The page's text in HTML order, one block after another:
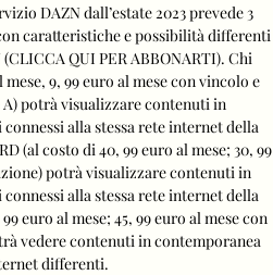
DAZN dall’estate 2023 prevede 3
caratteristiche e possibilità differenti
QUI PER ABBONARTI). Chi
9, 99 euro al mese con vincolo e
A) potrà visualizzare contenuti in
alla stessa rete internet della
(al costo di 40, 99 euro al mese; 30, 99
potrà visualizzare contenuti in
alla stessa rete internet della
euro al mese; 45, 99 euro al mese con
vedere contenuti in contemporanea
differenti.